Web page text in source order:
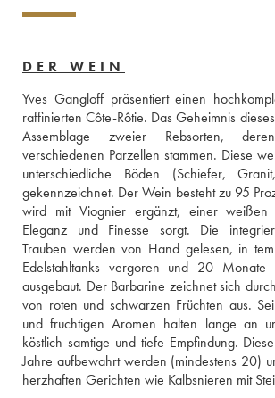
DER WEIN
Yves Gangloff präsentiert einen
raffinierten Côte-Rôtie. Das Geheimnis
Assemblage zweier Rebsorten,
verschiedenen Parzellen stammen. Diese
unterschiedliche Böden (Schiefer,
gekennzeichnet. Der Wein besteht zu 95
wird mit Viognier ergänzt, einer weißen
Eleganz und Finesse sorgt. Die
Trauben werden von Hand gelesen, in
Edelstahltanks vergoren und 20
ausgebaut. Der Barbarine zeichnet sich
von roten und schwarzen Früchten aus.
und fruchtigen Aromen halten lange an
köstlich samtige und tiefe Empfindung.
Jahre aufbewahrt werden (mindestens 20)
herzhaften Gerichten wie Kalbsnieren mit